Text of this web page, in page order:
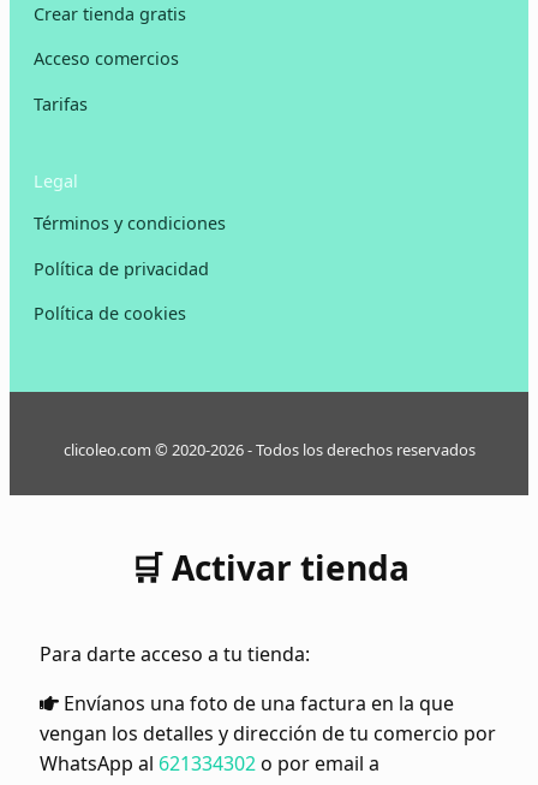
Crear tienda gratis
Acceso comercios
Tarifas
Legal
Términos y condiciones
Política de privacidad
Política de cookies
clicoleo.com © 2020-2026 - Todos los derechos reservados
🛒 Activar tienda
Para darte acceso a tu tienda:
Envíanos una foto de una factura en la que
vengan los detalles y dirección de tu comercio por
WhatsApp al 621334302o por email a